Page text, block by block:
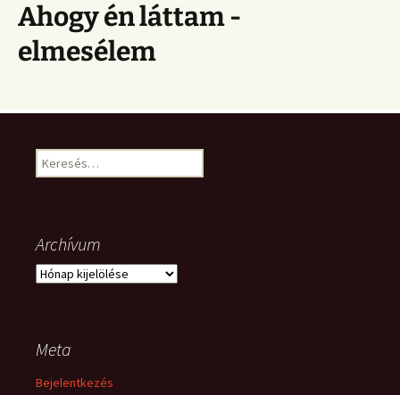
Ahogy én láttam -
elmesélem
Keresés:
Archívum
Archívum
Meta
Bejelentkezés